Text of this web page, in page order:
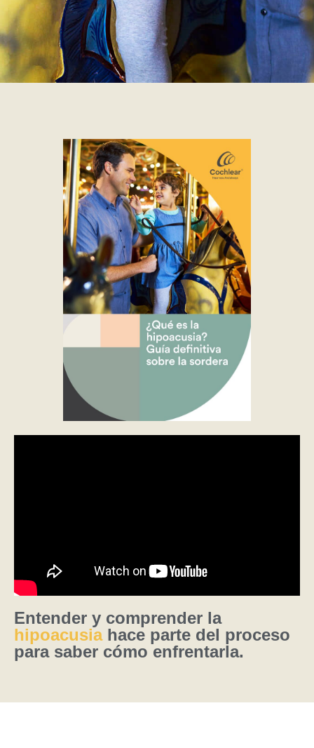
Entender y comprender la
hipoacusia hace parte del proceso
para saber cómo enfrentarla.